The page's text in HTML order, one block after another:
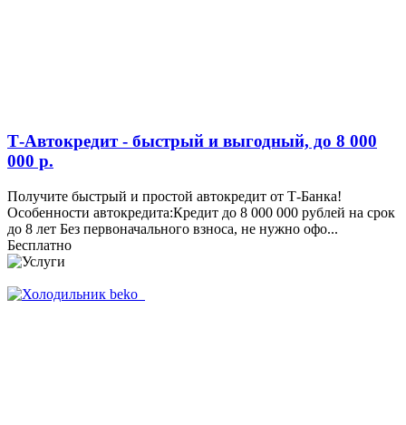
Т-Автокредит - быстрый и выгодный, до 8 000
000 р.
Получите быстрый и простой автокредит от Т-Банка!
Особенности автокредита:Кредит до 8 000 000 рублей на срок
до 8 лет Без первоначального взноса, не нужно офо...
Бесплатно